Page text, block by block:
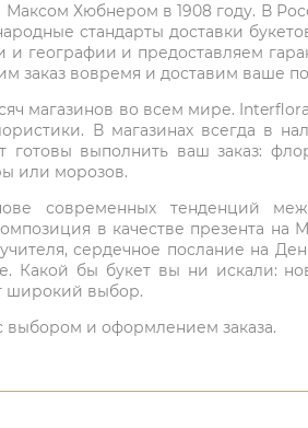
Хюбнером в 1908 году. В
стандарты доставки
географии и предоставляем
заказ вовремя и доставим ваше
магазинов во всем мире.
В магазинах всегда в
выполнить ваш заказ:
или морозов.
современных тенденций
в качестве презента
сердечное послание на
Какой бы букет вы ни искали:
широкий выбор.
выбором и оформлением заказа.